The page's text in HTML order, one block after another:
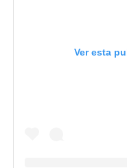
Ver esta